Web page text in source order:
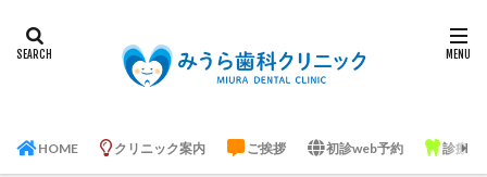
HOME クリニック案内 ご挨拶 初診web予約 診療案